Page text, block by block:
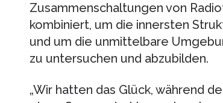
Zusammenschaltungen von
kombiniert, um die innersten
und um die unmittelbare
zu untersuchen und abzubilden.
„Wir hatten das Glück, während